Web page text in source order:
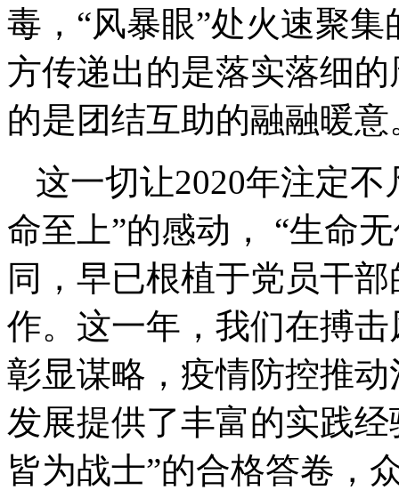
毒，“风暴眼”处火速聚
方传递出的是落实落细
的是团结互助的融融暖意
这一切让2020年注定
命至上”的感动， “生命
同，早已根植于党员干
作。这一年，我们在搏
彰显谋略，疫情防控推
发展提供了丰富的实践
皆为战士”的合格答卷，